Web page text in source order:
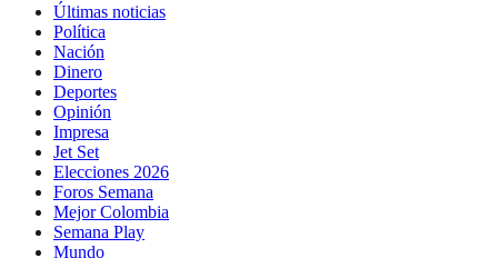
Últimas noticias
Política
Nación
Dinero
Deportes
Opinión
Impresa
Jet Set
Elecciones 2026
Foros Semana
Mejor Colombia
Semana Play
Mundo